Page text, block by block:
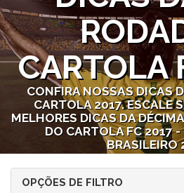
CARTOLA
CONFIRA NOSSAS DICAS
CARTOLA 2017. ESCALE
MELHORES DICAS DA
DO CARTOLA FC 2017
BRASILEIRO
OPÇÕES DE FILTRO